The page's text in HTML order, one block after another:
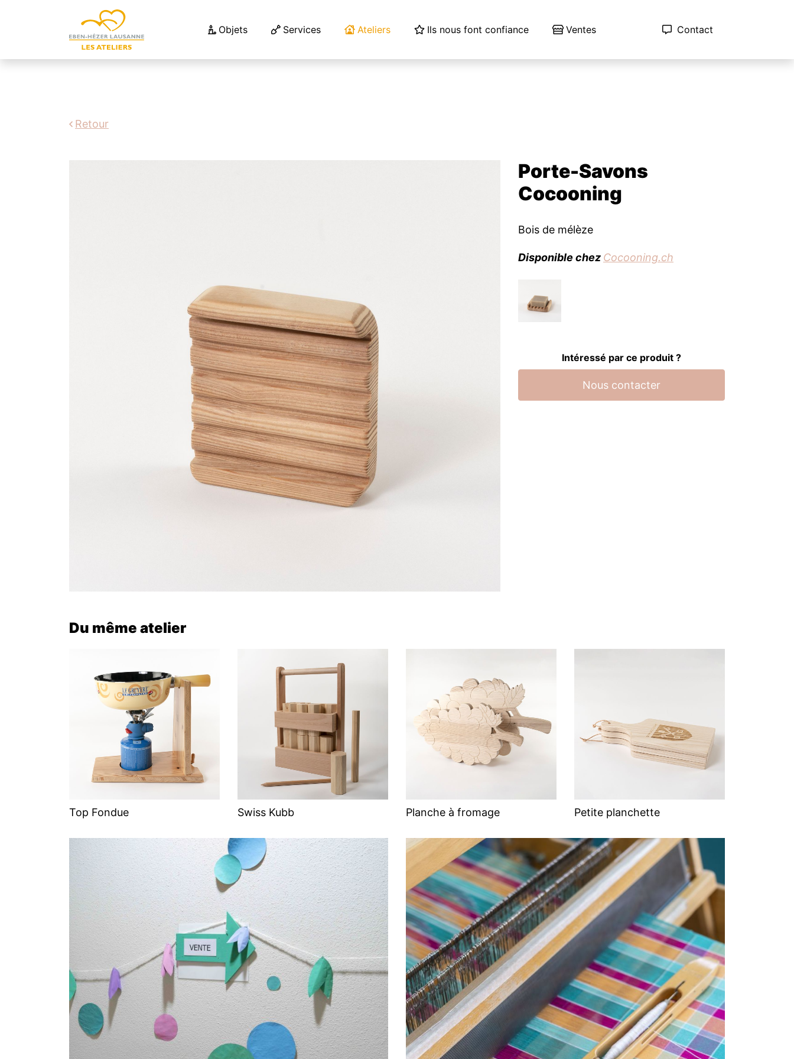
Objets Services Ateliers Ils nous font confiance Ventes Contact
Retour
Porte-Savons
Cocooning
Bois de mélèze
Disponible chez Cocooning.ch
Intéressé par ce produit ?
Nous contacter
Du même atelier
Top Fondue Swiss Kubb Planche à fromage Petite planchette